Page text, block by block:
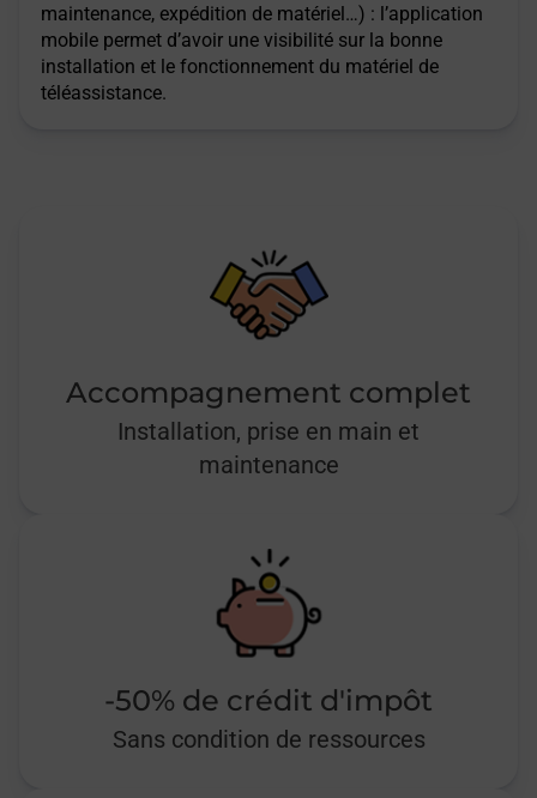
maintenance, expédition de matériel…) : l’application
mobile permet d’avoir une visibilité sur la bonne
installation et le fonctionnement du matériel de
téléassistance.
Accompagnement complet
Installation, prise en main et
maintenance
-50% de crédit d'impôt
Sans condition de ressources